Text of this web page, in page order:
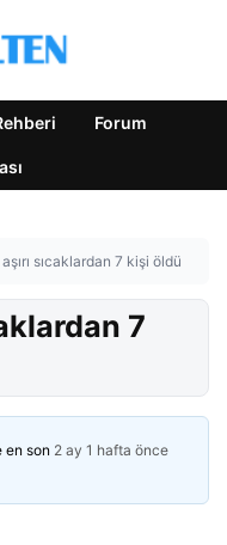
Forum
aşırı sıcaklardan 7 kişi öldü
7
en son 2 ay 1 hafta önce